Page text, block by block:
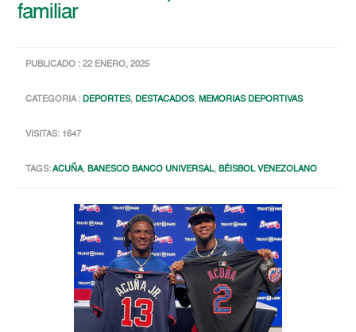
familiar
PUBLICADO : 22 ENERO, 2025
CATEGORIA :DEPORTES,DESTACADOS,MEMORIAS DEPORTIVAS
VISITAS: 1647
TAGS:ACUÑA,BANESCO BANCO UNIVERSAL,BÉISBOL VENEZOLANO